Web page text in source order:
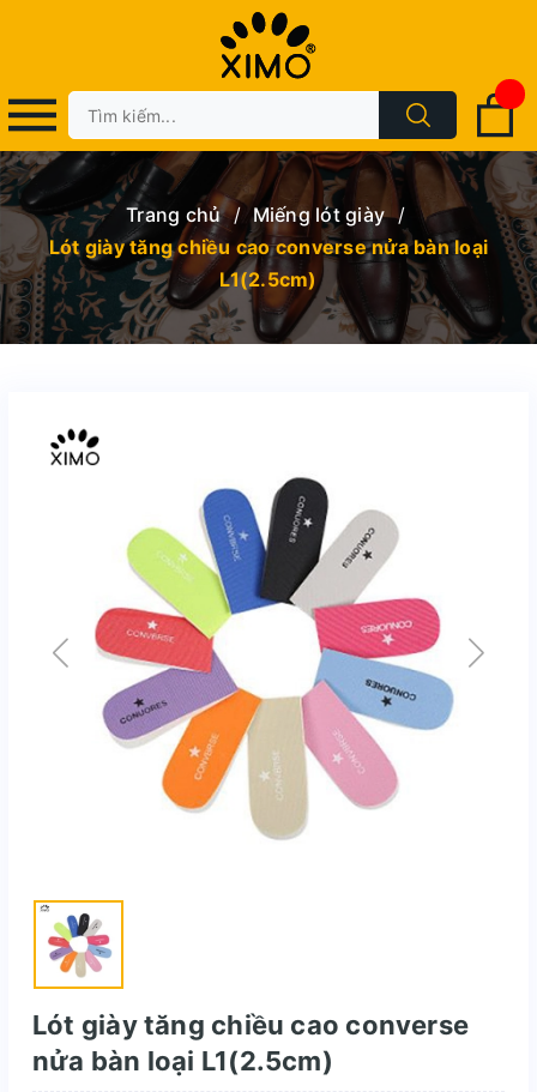
Trang chủ / Miếng lót giày /
Lót giày tăng chiều cao converse nửa bàn loại
L1(2.5cm)
Lót giày tăng chiều cao converse
nửa bàn loại L1(2.5cm)